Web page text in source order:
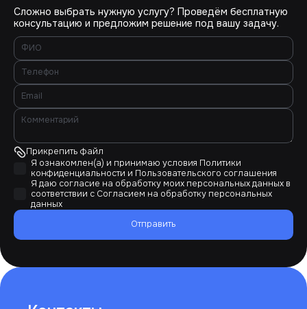
Сложно выбрать нужную услугу? Проведём бесплатную
консультацию и предложим решение под вашу задачу.
Прикрепить файл
Я ознакомлен(а) и принимаю условия Политики
конфиденциальности и Пользовательского соглашения
Я даю согласие на обработку моих персональных данных в
соответствии с Согласием на обработку персональных
данных
Отправить